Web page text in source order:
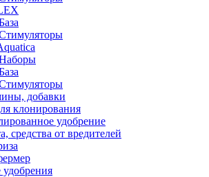
добавки
клонирования
удобрение
средства от вредителей